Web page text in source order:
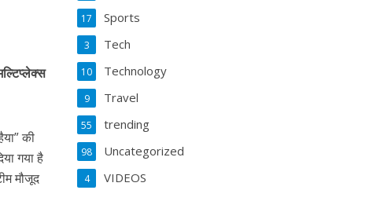
की
गया है
मौजूद
Sports
17
Tech
3
Technology
10
Travel
9
trending
55
Uncategorized
98
VIDEOS
4